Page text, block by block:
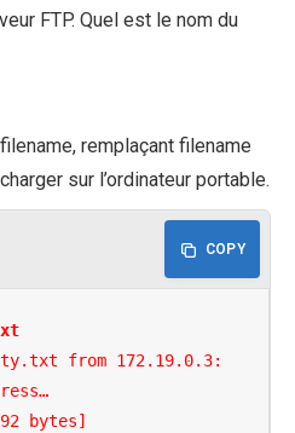
FTP. Quel est le nom du
remplaçant filename
sur l’ordinateur portable.
COPY
from 172.19.0.3:
bytes]